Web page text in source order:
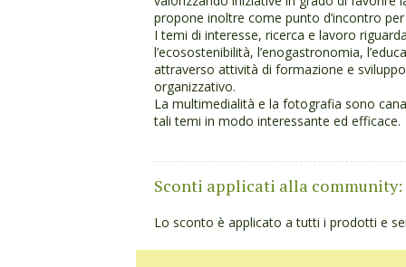
propone inoltre come punto d’incontro
I temi di interesse, ricerca e lavoro
l’ecosostenibilità, l’enogastronomia,
attraverso attività di formazione e
organizzativo.
La multimedialità e la fotografia sono
tali temi in modo interessante ed efficace.
Sconti applicati alla community:
Lo sconto è applicato a tutti i prodotti e